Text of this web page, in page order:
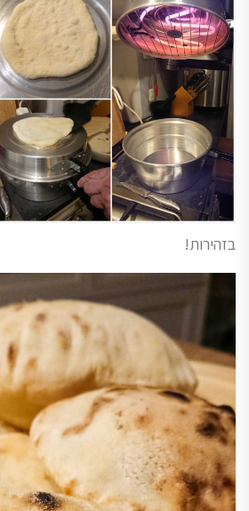
בזהירות!